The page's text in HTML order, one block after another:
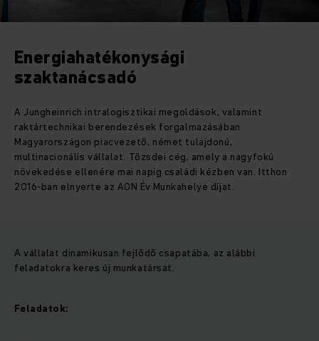
Energiahatékonysági
szaktanácsadó
A Jungheinrich intralogisztikai megoldások, valamint
raktártechnikai berendezések forgalmazásában
Magyarországon piacvezető, német tulajdonú,
multinacionális vállalat. Tőzsdei cég, amely a nagyfokú
növekedése ellenére mai napig családi kézben van. Itthon
2016-ban elnyerte az AON Év Munkahelye díjat.
A vállalat dinamikusan fejlődő csapatába, az alábbi
feladatokra keres új munkatársat.
Feladatok: